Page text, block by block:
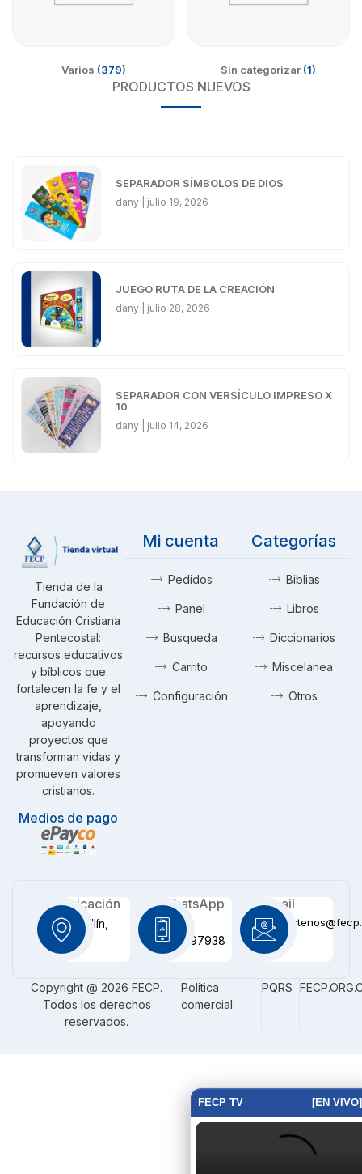
FECP TV [EN VIVO]
Varios (379) Sin categorizar (1)
PRODUCTOS NUEVOS
SEPARADOR SÍMBOLOS DE DIOS
dany julio 19, 2026
JUEGO RUTA DE LA CREACIÓN
dany julio 28, 2026
SEPARADOR CON VERSÍCULO IMPRESO X
10
dany julio 14, 2026
Tienda de la
Fundación de
Educación Cristiana
Pentecostal:
recursos educativos
y bíblicos que
fortalecen la fe y el
aprendizaje,
apoyando
proyectos que
transforman vidas y
promueven valores
cristianos.
Medios de pago
Mi cuenta
Pedidos
Panel
Busqueda
Carrito
Configuración
Categorías
Biblias
Libros
Diccionarios
Miscelanea
Otros
Ubicación
Medellín,
CO
WhatsApp
+57
3116097938
Email
Copyright @ 2026 FECP.
Todos los derechos
reservados.
Politica
comercial
PQRS